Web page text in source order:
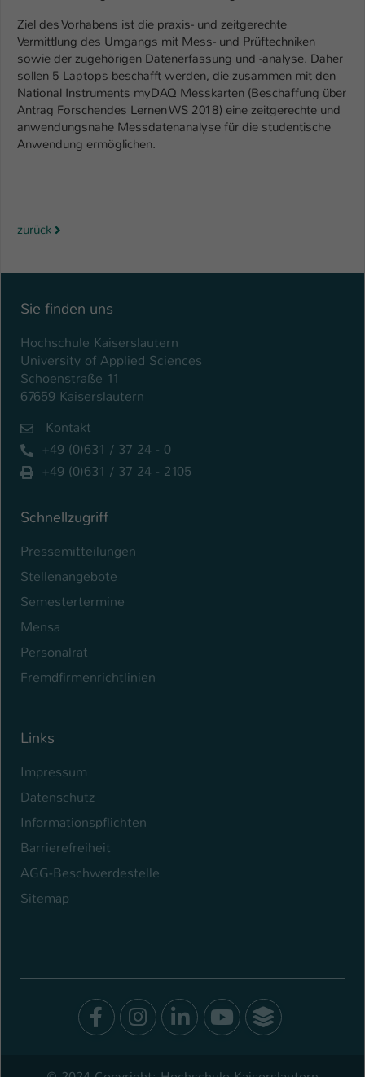
Ziel des Vorhabens ist die praxis- und zeitgerechte
Vermittlung des Umgangs mit Mess- und Prüftechniken
sowie der zugehörigen Datenerfassung und -analyse. Daher
sollen 5 Laptops beschafft werden, die zusammen mit den
National Instruments myDAQ Messkarten (Beschaffung über
Antrag Forschendes Lernen WS 2018) eine zeitgerechte und
anwendungsnahe Messdatenanalyse für die studentische
Anwendung ermöglichen.
zurück
Sie finden uns
Hochschule Kaiserslautern
University of Applied Sciences
Schoenstraße 11
67659 Kaiserslautern
Kontakt
+49 (0)631 / 37 24 - 0
+49 (0)631 / 37 24 - 2105
Schnellzugriff
Pressemitteilungen
Stellenangebote
Semestertermine
Mensa
Personalrat
Fremdfirmenrichtlinien
Links
Impressum
Datenschutz
Informationspflichten
Barrierefreiheit
AGG-Beschwerdestelle
Sitemap
Facebook
Instagram
LinkedIn
Youtube